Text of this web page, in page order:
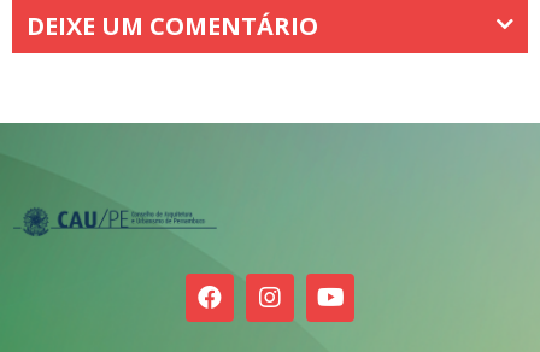
DEIXE UM COMENTÁRIO